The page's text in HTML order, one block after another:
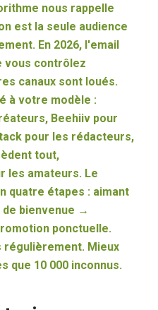
nous rappelle
est la seule audience
En 2026, l'email
vous contrôlez
canaux sont loués.
à votre modèle :
Beehiiv pour
pour les rédacteurs,
tout,
les amateurs. Le
quatre étapes : aimant
bienvenue →
ponctuelle.
Mieux
que 10 000 inconnus.